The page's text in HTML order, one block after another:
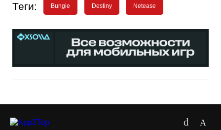
Теги: Bungie Destiny Netease